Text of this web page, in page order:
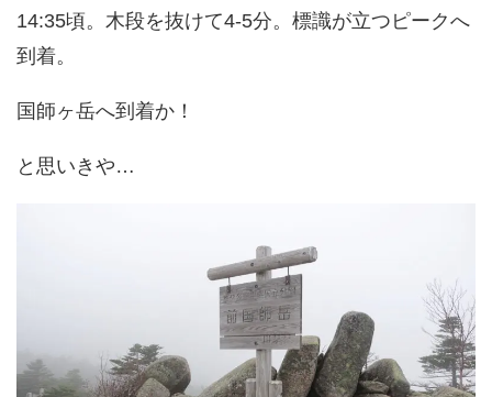
14:35頃。木段を抜けて4-5分。標識が立つピークへ
到着。
国師ヶ岳へ到着か！
と思いきや…